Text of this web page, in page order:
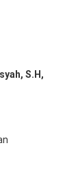
S.H,